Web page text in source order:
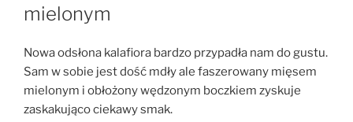
mielonym
Nowa odsłona kalafiora bardzo przypadła nam do gustu.
Sam w sobie jest dość mdły ale faszerowany mięsem
mielonym i obłożony wędzonym boczkiem zyskuje
zaskakująco ciekawy smak.